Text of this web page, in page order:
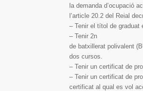
la demanda d’ocupació
l’article 20.2 del Reial
– Tenir el títol de graduat
– Tenir 2n
de batxillerat polivalent
dos cursos.
– Tenir un certificat de
– Tenir un certificat de
certificat al qual es vol